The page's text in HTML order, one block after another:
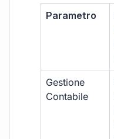
Parametro
Gestione
Contabile